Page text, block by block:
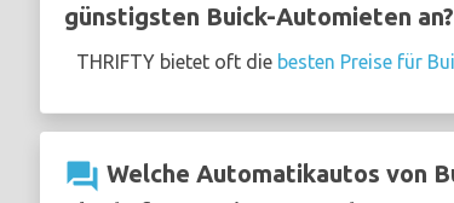
günstigsten Buick-Automieten an?
THRIFTY bietet oft die besten Preise für
question_answer Welche Automatikautos von